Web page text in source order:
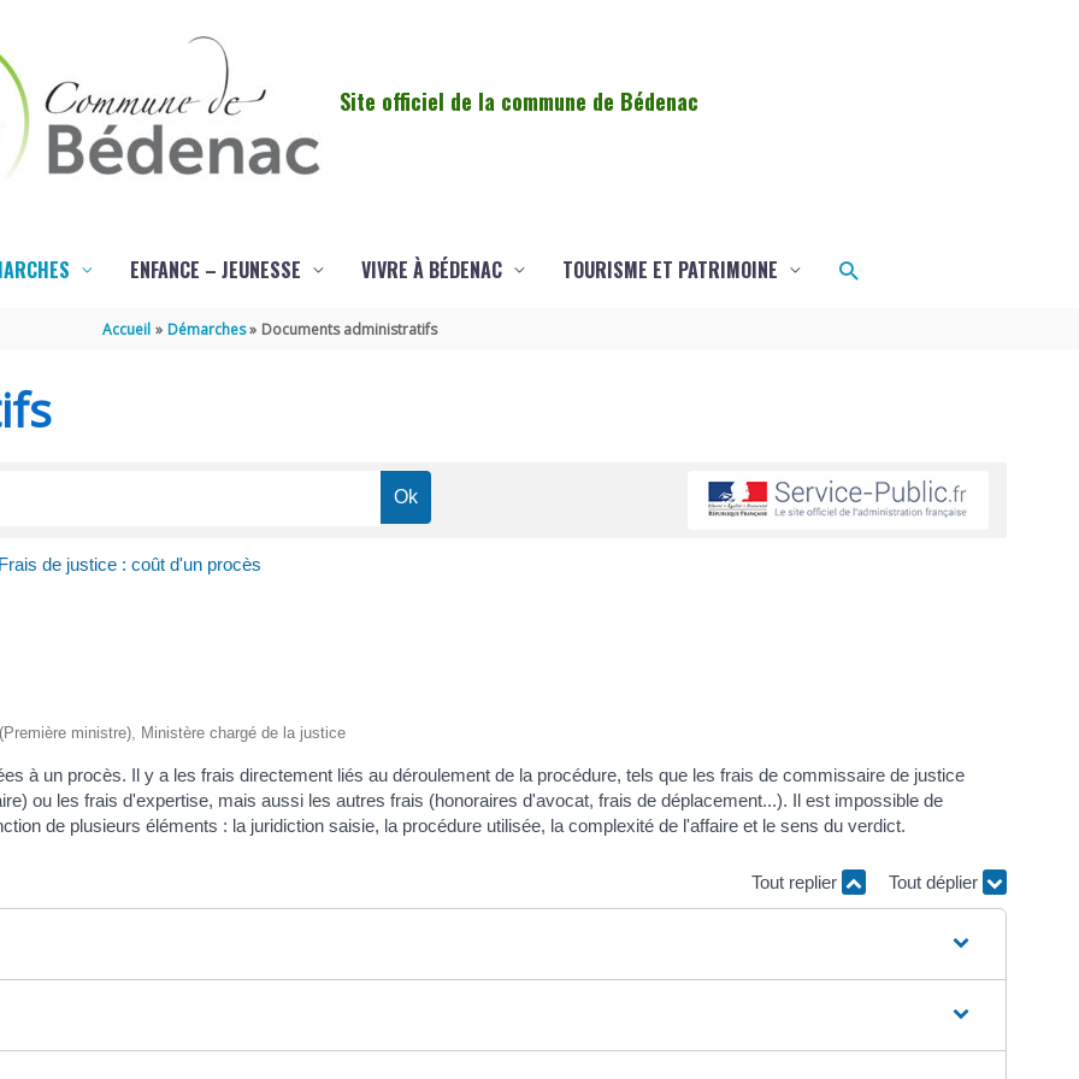
Site officiel de la commune de Bédenac
ENFANCE – JEUNESSE VIVRE À BÉDENAC TOURISME ET PATRIMOINE Rechercher
Accueil Démarches Documents administratifs
Frais de justice : coût d'un procès
ministre), Ministère chargé de la justice
à un procès. Il y a les frais directement liés au déroulement de la procédure, tels que les frais de commissaire de justice
ou les frais d'expertise, mais aussi les autres frais (honoraires d'avocat, frais de déplacement...). Il est impossible de
de plusieurs éléments : la juridiction saisie, la procédure utilisée, la complexité de l'affaire et le sens du verdict.
Tout replier Tout déplier